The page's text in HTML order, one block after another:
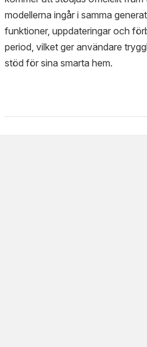
modellerna ingår i samma
funktioner, uppdateringar och
period, vilket ger användare
stöd för sina smarta hem.